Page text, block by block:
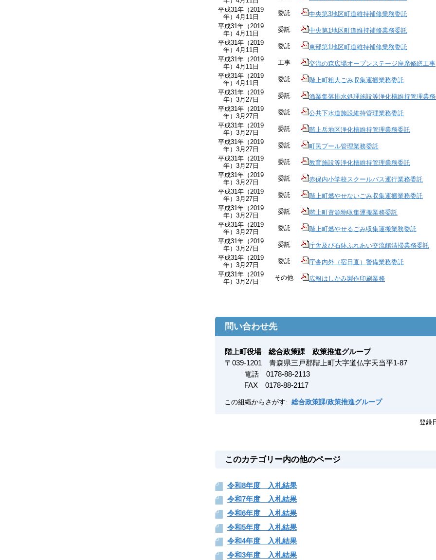
平成31年（2019
年）4月11日
委託
中央第3地区町道維持補修業務委託
平成31年（2019
年）4月11日
委託
中央第1地区町道維持補修業務委託
平成31年（2019
年）4月11日
委託
東部第1地区町道維持補修業務委託
平成31年（2019
年）4月11日
工事
交流の森広場オープンステージ座席修繕工事
平成31年（2019
年）4月11日
委託
階上町粗大ごみ収集運搬業務委託
平成31年（2019
年）3月27日
委託
漁業集落排水処理施設等浄化槽維持管理業
平成31年（2019
年）3月27日
委託
公共下水道施設維持管理業務委託
平成31年（2019
年）3月27日
委託
階上岳地区浄化槽維持管理業務委託
平成31年（2019
年）3月27日
委託
町民プール管理業務委託
平成31年（2019
年）3月27日
委託
教育施設等浄化槽維持管理業務委託
平成31年（2019
年）3月27日
委託
赤保内小学校スクールバス運行業務委託
平成31年（2019
年）3月27日
委託
階上町燃やせないごみ収集運搬業務委託
平成31年（2019
年）3月27日
委託
階上町資源物収集運搬業務委託
平成31年（2019
年）3月27日
委託
階上町燃やせるごみ収集運搬業務委託
平成31年（2019
年）3月27日
委託
庁舎及び石鉢ふれあい交流館清掃業務委託
平成31年（2019
年）3月27日
委託
庁舎内外（宿日直）警備業務委託
平成31年（2019
年）3月27日
その他 広報はしかみ製作印刷業務
問い合わせ先
階上町役場 総合政策課 政策推進グループ
〒 039-1201
青森県三戸郡階上町大字道仏字天当平1-87
電話 0178-88-2113
FAX 0178-88-2117
この組織からさがす: 総合政策課/政策推進グループ
登録
このカテゴリー内の他のページ
令和8年度 入札結果
令和7年度 入札結果
令和6年度 入札結果
令和5年度 入札結果
令和4年度 入札結果
令和3年度 入札結果